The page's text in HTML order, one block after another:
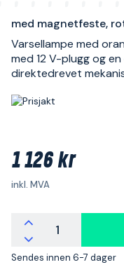
med magnetfeste,
Varsellampe med
med 12 V-plugg og
direktedrevet
1 126 kr
inkl. MVA
Sendes innen 6-7 dager